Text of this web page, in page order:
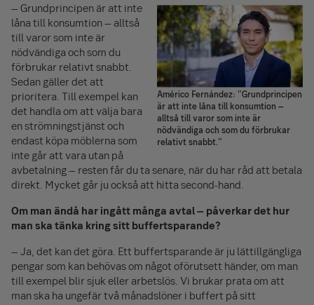
Américo Fernández: "Grundprincipen
är att inte låna till konsumtion –
alltså till varor som inte är
nödvändiga och som du förbrukar
relativt snabbt."
– Grundprincipen är att inte
låna till konsumtion – alltså
till varor som inte är
nödvändiga och som du
förbrukar relativt snabbt.
Sedan gäller det att
prioritera. Till exempel kan
det handla om att välja bara
en strömningstjänst och
endast köpa möblerna som
inte går att vara utan på
avbetalning – resten får du ta senare, när du har råd att betala
direkt. Mycket går ju också att hitta second-hand.
Om man ändå har ingått många avtal – påverkar det hur
man ska tänka kring sitt buffertsparande?
– Ja, det kan det göra. Ett buffertsparande är ju lättillgängliga
pengar som kan behövas om något oförutsett händer, om man
till exempel blir sjuk eller arbetslös. Vi brukar prata om att
man ska ha ungefär två månadslöner i buffert på sitt